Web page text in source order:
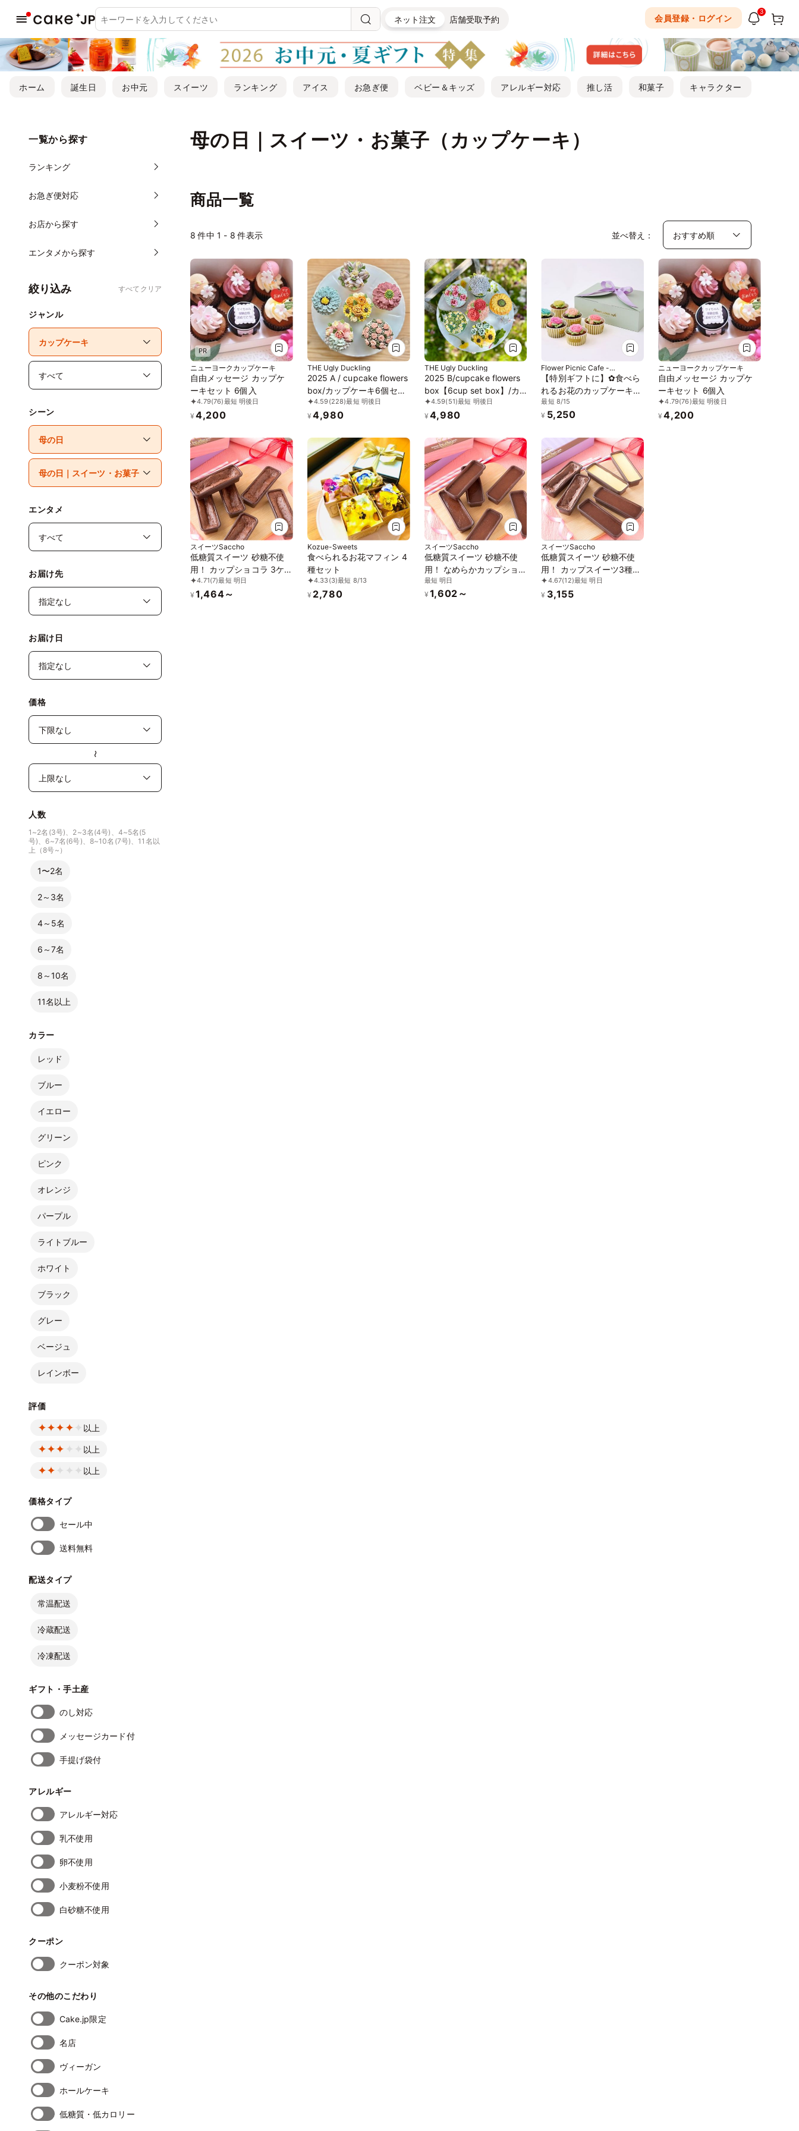
ネット注文 店舗受取予約 会員登録・ログイン
3
ホーム 誕生日 お中元 スイーツ ランキング アイス お急ぎ便 ベビー＆キッズ アレルギー対応 推し活 和菓子 キャラクター
母の日｜スイーツ・お菓子（カップケーキ）
一覧から探す
ランキング
お急ぎ便対応
お店から探す
エンタメから探す
絞り込み すべてクリア
ジャンル
シーン
エンタメ
お届け先
お届け日
価格
〜
人数
1~2名(3号)、2~3名(4号)、4~5名(5
号)、6~7名(6号)、8~10名(7号)、11名以
上（8号~）
1〜2名
2～3名
4～5名
6～7名
8～10名
11名以上
カラー
レッド
ブルー
イエロー
グリーン
ピンク
オレンジ
パープル
ライトブルー
ホワイト
ブラック
グレー
ベージュ
レインボー
評価
以上
以上
以上
価格タイプ
セール中
送料無料
配送タイプ
常温配送
冷蔵配送
冷凍配送
ギフト・手土産
のし対応
メッセージカード付
手提げ袋付
アレルギー
アレルギー対応
乳不使用
卵不使用
小麦粉不使用
白砂糖不使用
クーポン
クーポン対象
その他のこだわり
Cake.jp限定
名店
ヴィーガン
ホールケーキ
低糖質・低カロリー
商品一覧
8 件中 1 - 8 件表示 並べ替え：
PR
ニューヨークカップケーキ
自由メッセージ カップケ
ーキセット 6個入
4.79(76)最短 明後日
¥ 4,200
THE Ugly Duckling
2025 A / cupcake flowers
box/カップケーキ6個セッ
ト4.59 (228)最短 明後日
¥ 4,980
THE Ugly Duckling
2025 B/cupcake flowers
box【6cup set box】/カ
ップケーキ6個セット
4.59(51)最短 明後日
¥ 4,980
Flower Picnic Cafe -
Hakodate-
【特別ギフトに】✿食べら
れるお花のカップケーキ＜
6個セット＞
最短 8/15
¥ 5,250
ニューヨークカップケーキ
自由メッセージ カップケ
ーキセット 6個入
4.79(76)最短 明後日
¥ 4,200
スイーツSaccho
低糖質スイーツ 砂糖不使
用！ カップショコラ 3ケ入
り4.71(7)最短 明日
¥ 1,464～
Kozue-Sweets
食べられるお花マフィン 4
種セット
4.33 (3)最短 8/13
¥ 2,780
スイーツSaccho
低糖質スイーツ 砂糖不使
用！ なめらかカップショ
コラ 3ケ入
最短 明日
¥ 1,602～
スイーツSaccho
低糖質スイーツ 砂糖不使
用！ カップスイーツ3種詰
合せ 6ケ入り
4.67(12)最短 明日
¥ 3,155